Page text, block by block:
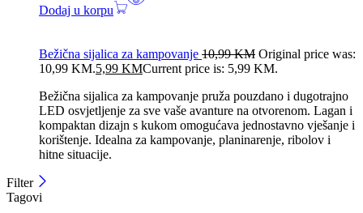
Dodaj u korpu
Bežična sijalica za kampovanje 10,99KM Original price was:
10,99 KM.5,99 KMCurrent price is: 5,99 KM.
Bežična sijalica za kampovanje pruža pouzdano i dugotrajno
LED osvjetljenje za sve vaše avanture na otvorenom. Lagan i
kompaktan dizajn s kukom omogućava jednostavno vješanje i
korištenje. Idealna za kampovanje, planinarenje, ribolov i
hitne situacije.
Filter
Tagovi